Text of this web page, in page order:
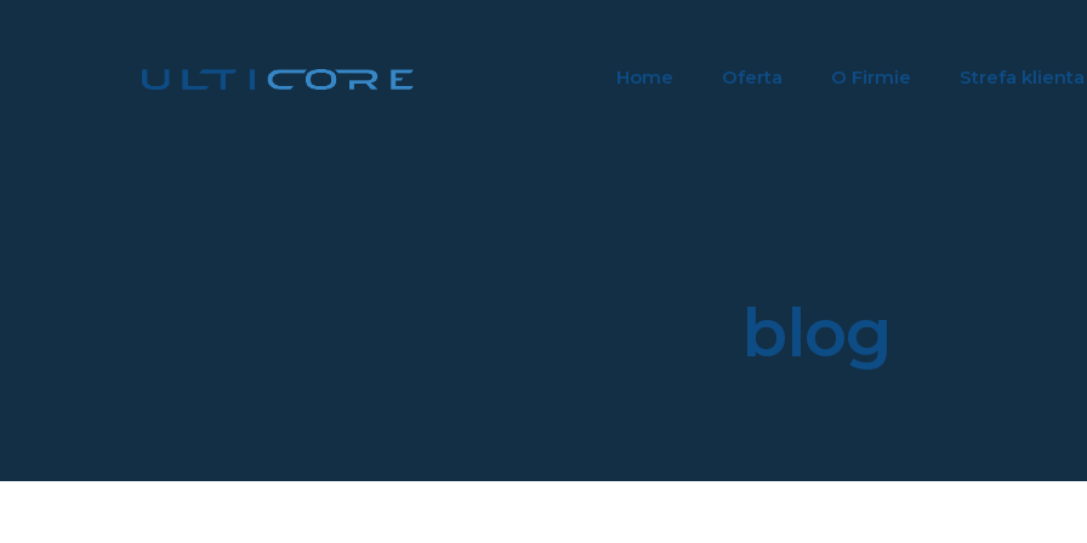
Home Oferta O Firmie Strefa klienta
blog